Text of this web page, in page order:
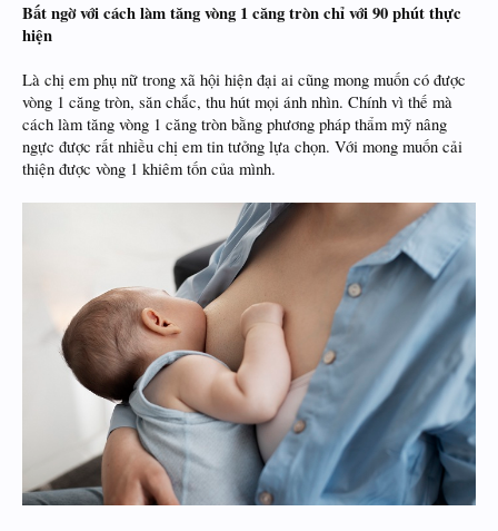
Bất ngờ với cách làm tăng vòng 1 căng tròn chỉ với 90 phút thực
hiện
Là chị em phụ nữ trong xã hội hiện đại ai cũng mong muốn có được
vòng 1 căng tròn, săn chắc, thu hút mọi ánh nhìn. Chính vì thế mà
cách làm tăng vòng 1 căng tròn bằng phương pháp thẩm mỹ nâng
ngực được rất nhiều chị em tin tưởng lựa chọn. Với mong muốn cải
thiện được vòng 1 khiêm tốn của mình.